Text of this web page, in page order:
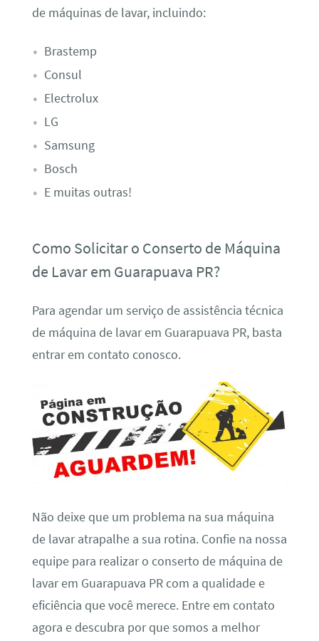
de máquinas de lavar, incluindo:
Brastemp
Consul
Electrolux
LG
Samsung
Bosch
E muitas outras!
Como Solicitar o Conserto de Máquina
de Lavar em Guarapuava PR?
Para agendar um serviço de assistência técnica
de máquina de lavar em Guarapuava PR, basta
entrar em contato conosco.
Não deixe que um problema na sua máquina
de lavar atrapalhe a sua rotina. Confie na nossa
equipe para realizar o conserto de máquina de
lavar em Guarapuava PR com a qualidade e
eficiência que você merece. Entre em contato
agora e descubra por que somos a melhor